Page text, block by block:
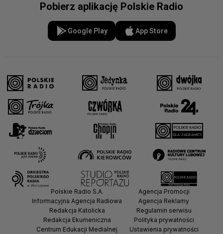
Pobierz aplikację Polskie Radio
Google Play App Store
Polskie Radio S.A.
Informacyjna Agencja Radiowa
Redakcja Katolicka
Redakcja Ekumeniczna
Centrum Edukacji Medialnej
Agencja Promocji
Agencja Reklamy
Regulamin serwisu
Polityka prywatności
Ustawienia prywatności